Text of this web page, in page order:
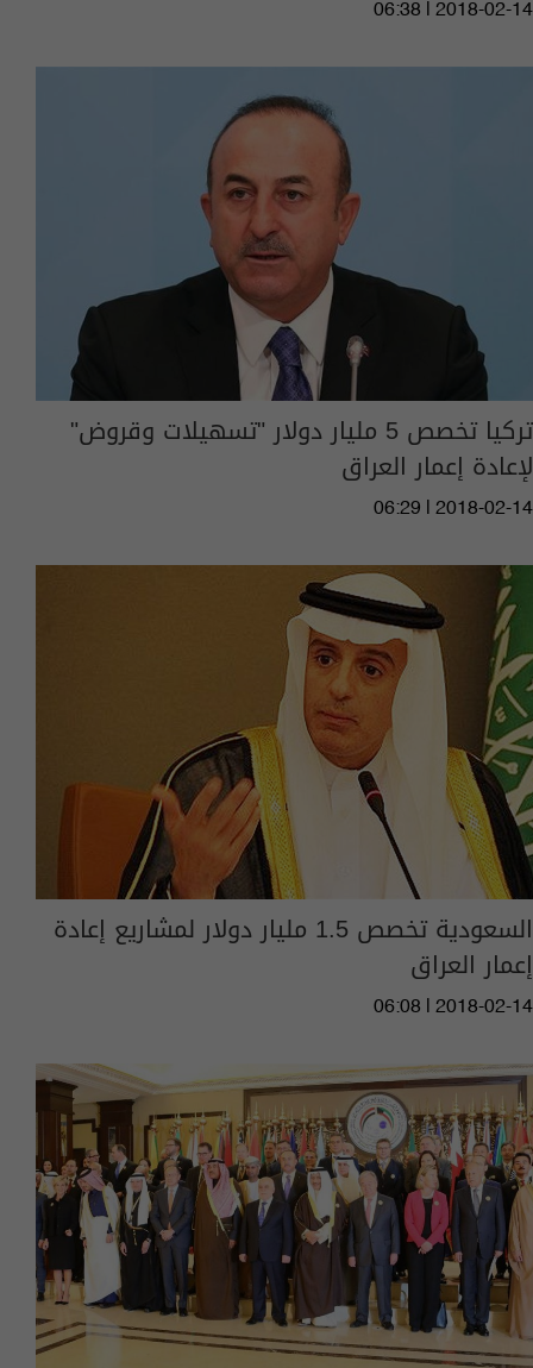
06:38 | 2018-02-14
تركيا تخصص 5 مليار دولار "تسهيلات وقروض"
لإعادة إعمار العراق
06:29 | 2018-02-14
السعودية تخصص 1.5 مليار دولار لمشاريع إعادة
إعمار العراق
06:08 | 2018-02-14